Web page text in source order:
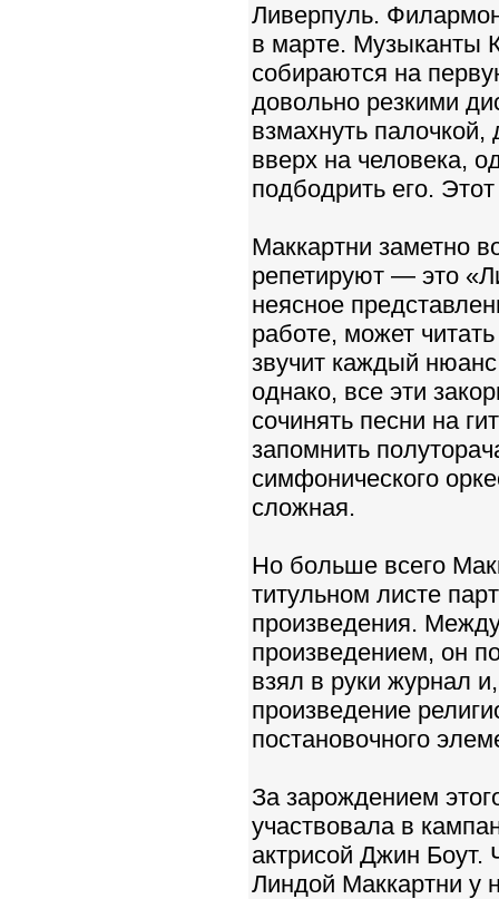
Ливерпуль.
в марте. Музыканты
собираются на
довольно резкими
взмахнуть
вверх на человека,
подбодрить его.
Маккартни заметно
репетируют — это
неясное
работе, может
звучит каждый
однако, все эти
сочинять песни на
запомнить
симфонического
сложная.
Но больше всего
титульном листе
произведения.
произведением, он
взял в руки журнал
произведение
постановочного
За зарождением
участвовала в
актрисой Джин Боут.
Линдой Маккартни у